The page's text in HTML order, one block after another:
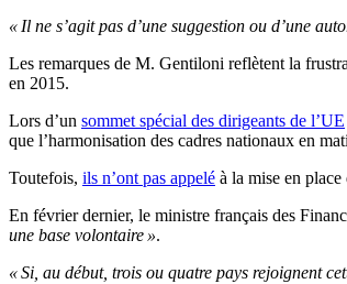
« Il ne s’agit pas d’une suggestion ou d’une
Les remarques de M. Gentiloni reflètent la
en 2015.
Lors d’un sommet spécial des dirigeants de l’UE
que l’harmonisation des cadres nationaux en
Toutefois, ils n’ont pas appelé à la mise en place
En février dernier, le ministre français des
une base volontaire ».
« Si, au début, trois ou quatre pays rejoignent